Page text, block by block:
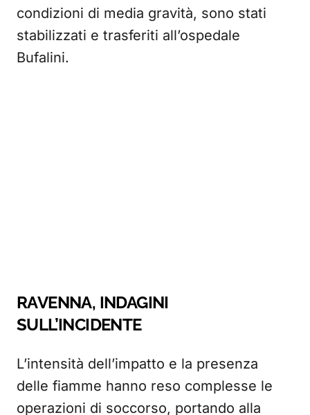
condizioni di media gravità, sono stati
stabilizzati e trasferiti all’ospedale
Bufalini.
RAVENNA, INDAGINI
SULL’INCIDENTE
L’intensità dell’impatto e la presenza
delle fiamme hanno reso complesse le
operazioni di soccorso, portando alla